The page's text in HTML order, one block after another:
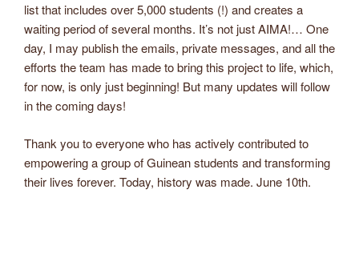
list that includes over 5,000 students (!) and creates a
waiting period of several months. It’s not just AIMA!… One
day, I may publish the emails, private messages, and all the
efforts the team has made to bring this project to life, which,
for now, is only just beginning! But many updates will follow
in the coming days!
Thank you to everyone who has actively contributed to
empowering a group of Guinean students and transforming
their lives forever. Today, history was made. June 10th.